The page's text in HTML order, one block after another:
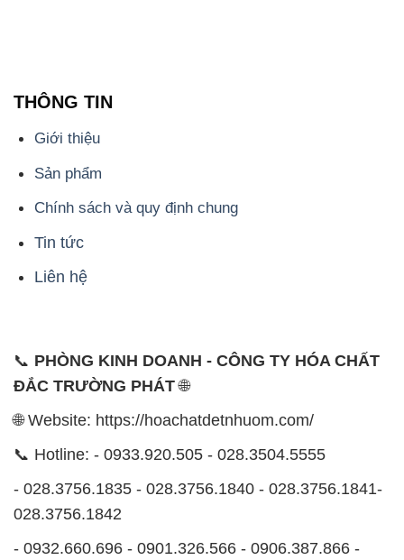
Chính sách và quy định chung
Tin tức
Liên hệ
📞
PHÒNG KINH DOANH - CÔNG TY HÓA CHẤT
ĐẮC TRƯỜNG PHÁT
- 028.3756.1835 - 028.3756.1840 - 028.3756.1841-
0902.765.866
📧 Email: hoachat@dactruongphat.vn
ĐỊA CHỈ